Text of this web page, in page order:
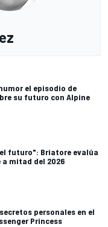
el episodio de
su futuro con Alpine
futuro": Briatore evalúa
mitad del 2026
personales en el
Princess